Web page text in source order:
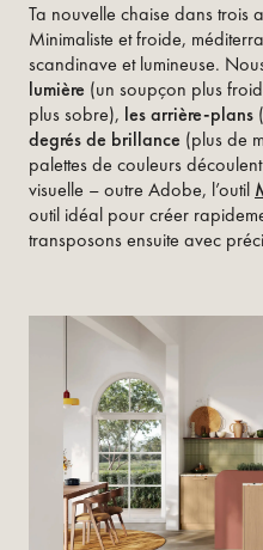
Ta nouvelle chaise dans trois
Minimaliste et froide,
scandinave et lumineuse.
lumière (un soupçon plus
plus sobre), les arrière-plans
degrés de brillance (plus de
palettes de couleurs
visuelle – outre Adobe, l’outil
outil idéal pour créer
transposons ensuite avec